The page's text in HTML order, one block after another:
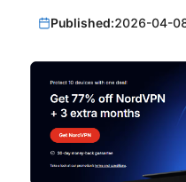
Published:2026-04-